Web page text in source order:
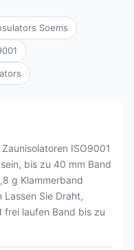
Soems
ISO9001
bis zu 40 mm Band
g Klammerband
Lassen Sie Draht,
frei laufen Band bis zu